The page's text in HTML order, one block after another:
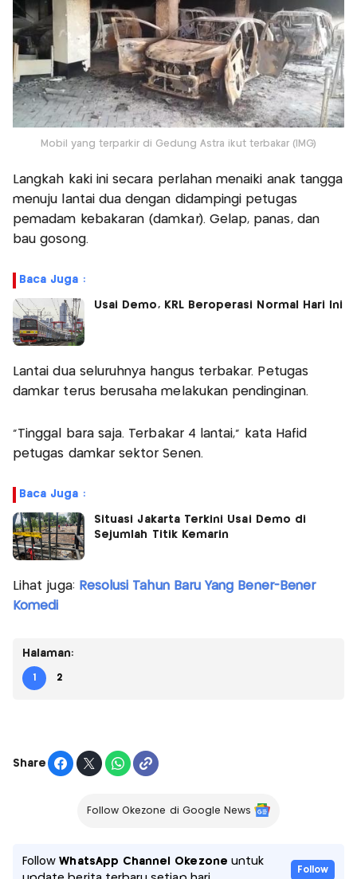
Mobil yang terparkir di Gedung Astra ikut terbakar (IMG)
Langkah kaki ini secara perlahan menaiki anak tangga
menuju lantai dua dengan didampingi petugas
pemadam kebakaran (damkar). Gelap, panas, dan
bau gosong.
Baca Juga :
Usai Demo, KRL Beroperasi Normal Hari Ini
Lantai dua seluruhnya hangus terbakar. Petugas
damkar terus berusaha melakukan pendinginan.
"Tinggal bara saja. Terbakar 4 lantai," kata Hafid
petugas damkar sektor Senen.
Baca Juga :
Situasi Jakarta Terkini Usai Demo di
Sejumlah Titik Kemarin
Lihat juga: Resolusi Tahun Baru Yang Bener-Bener
Komedi
Halaman:
1 2
Share
Follow Okezone di Google News
FollowWhatsApp Channel Okezone untuk
Follow